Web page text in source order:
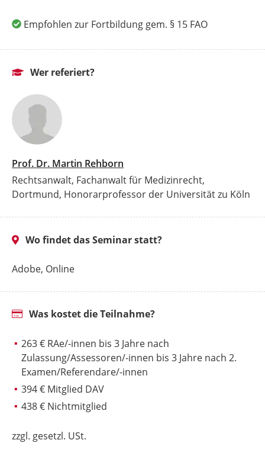
Empfohlen zur Fortbildung gem. § 15 FAO
Wer referiert?
Prof. Dr. Martin Rehborn
Rechtsanwalt, Fachanwalt für Medizinrecht,
Dortmund, Honorarprofessor der Universität zu Köln
Wo findet das Seminar statt?
Adobe, Online
Was kostet die Teilnahme?
263 € RAe/-innen bis 3 Jahre nach
Zulassung/Assessoren/-innen bis 3 Jahre nach 2.
Examen/Referendare/-innen
394 € Mitglied DAV
438 € Nichtmitglied
zzgl. gesetzl. USt.